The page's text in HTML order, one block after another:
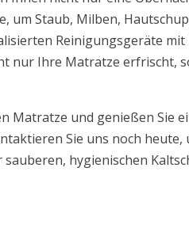
um Staub, Milben,
Reinigungsgeräte mit
nur Ihre Matratze erfrischt,
Matratze und genießen Sie
Sie uns noch heute,
hygienischen